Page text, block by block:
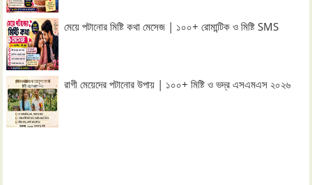
মেয়ে পটানোর মিষ্টি কথা মেসেজ | ১০০+ রোমান্টিক ও মিষ্টি SMS
রাগী মেয়েদের পটানোর উপায় | ১০০+ মিষ্টি ও ভদ্র এসএমএস ২০২৬